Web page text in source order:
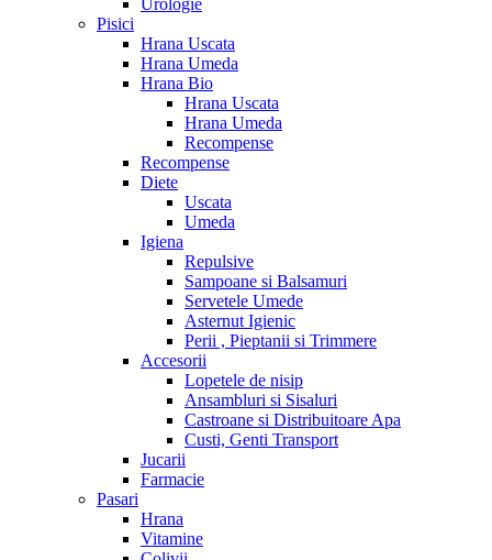
Pisici
Hrana Uscata
Hrana Umeda
Hrana Bio
Hrana Uscata
Hrana Umeda
Recompense
Recompense
Diete
Uscata
Umeda
Igiena
Repulsive
Sampoane si Balsamuri
Servetele Umede
Asternut Igienic
Perii , Pieptanii si Trimmere
Accesorii
Lopetele de nisip
Ansambluri si Sisaluri
Castroane si Distribuitoare Apa
Custi, Genti Transport
Jucarii
Farmacie
Pasari
Hrana
Vitamine